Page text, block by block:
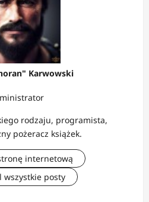
Karwowski
rodzaju, programista,
pożeracz książek.
internetową
wszystkie posty